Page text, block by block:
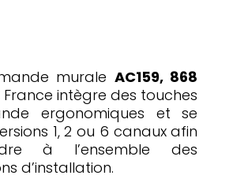
murale AC159, 868
France intègre des touches
ergonomiques et se
1, 2 ou 6 canaux afin
à l’ensemble des
d’installation.